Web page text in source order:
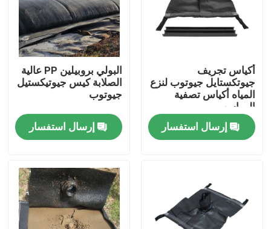
المنتجات
أشرطة فيديو
أكياس تجريف
جيوتكستايل جيوتوب لنزع
المياه أكياس تصفية
الرواسب
إرسال استفسار
البولي بروبيلين PP عالية
الصلابة كيس جيوتيكستيل
جيوتوب
إرسال استفسار